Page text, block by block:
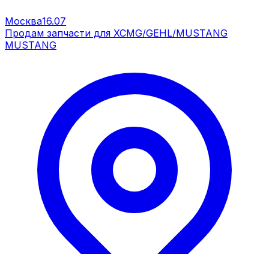
Москва16.07
Продам запчасти для XCMG/GEHL/MUSTANG
MUSTANG